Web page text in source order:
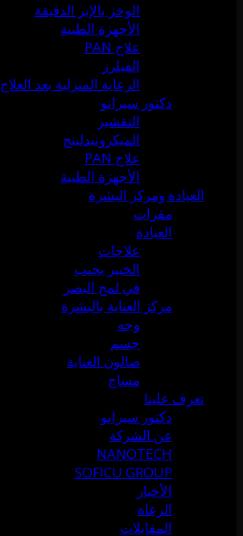
الوخز بالإبر الدقيقة
الأجهزة الطبية
علاج PAN
الفيلرز
الرعاية المنزلية بعد العلاج
دكتور سيرانو
التقشير
الميكرونيدلينج
علاج PAN
الأجهزة الطبية
العيادة ومركز البشرة
مقرات
العيادة
علاجات
الخبير يجيب
في لمح البصر
مركز العناية بالبشرة
وجه
جسم
صالون العناية
مساج
تعرف علينا
دكتور سيرانو
عن الشركة
NANOTECH
SOFICU GROUP
الأخبار
الرعاة
المقابلات